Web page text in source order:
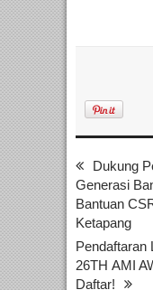
Dukung
Generasi
Bantuan
Ketapang
Pendaftaran
26TH AMI
Daftar!